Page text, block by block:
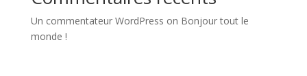
Un commentateur WordPress on Bonjour tout le
monde !